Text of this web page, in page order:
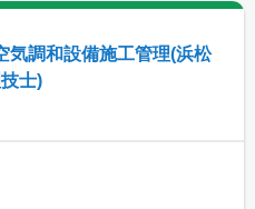
気調和設備施工管理(浜松
士)